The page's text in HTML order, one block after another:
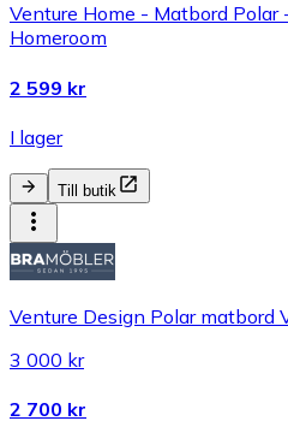
Venture Home - Matbord
Homeroom
2 599 kr
I lager
Till butik
Venture Design Polar matbord
3 000 kr
2 700 kr